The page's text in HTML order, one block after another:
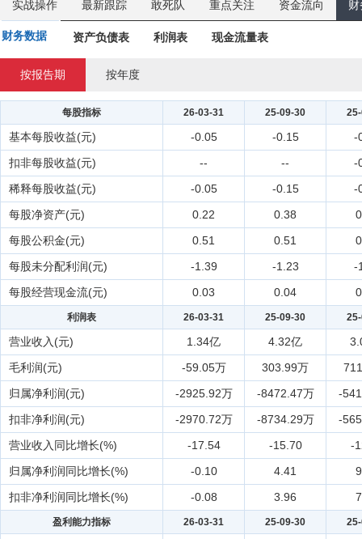
实战操作 最新跟踪 敢死队 重点关注 资金流向
财务数据 资产负债表 利润表 现金流量表
按报告期 按年度
每股指标 26-03-31 25-09-30
基本每股收益(元) -0.05 -0.15
-
扣非每股收益(元)
-- --
-
稀释每股收益(元)
-0.05 -0.15
-
每股净资产(元)
0.22 0.38
每股公积金(元)
0.51 0.51
每股未分配利润(元)
-1.39 -1.23
-
每股经营现金流(元)
0.03 0.04
利润表 26-03-31 25-09-30
营业收入(元) 1.34亿 4.32亿
毛利润(元)
-59.05万 303.99万
归属净利润(元)
-2925.92万 -8472.47万
-
扣非净利润(元)
-2970.72万 -8734.29万
-
营业收入同比增长(%)
-17.54 -15.70
-
归属净利润同比增长(%)
-0.10 4.41
扣非净利润同比增长(%)
-0.08 3.96
盈利能力指标 26-03-31 25-09-30